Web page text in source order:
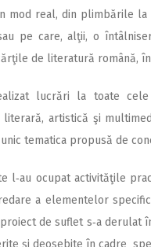
mod real, din plimbările la
pe care, alţii, o
de literatură română,
lucrări la toate
literară, artistică şi
tematica propusă de
l‑au ocupat activităţile
a elementelor
de suflet s‑a derulat
şi deosebite în cadre